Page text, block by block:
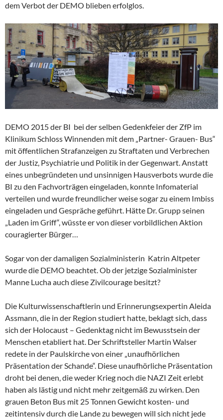
dem Verbot der DEMO blieben erfolglos.
DEMO 2015 der BI bei der selben Gedenkfeier der ZfP im
Klinikum Schloss Winnenden mit dem „Partner- Grauen- Bus“
mit öffentlichen Strafanzeigen zu Straftaten und Verbrechen
der Justiz, Psychiatrie und Politik in der Gegenwart. Anstatt
eines unbegründeten und unsinnigen Hausverbots wurde die
BI zu den Fachvorträgen eingeladen, konnte Infomaterial
verteilen und wurde freundlicher weise sogar zu einem Imbiss
eingeladen und Gespräche geführt. Hätte Dr. Grupp seinen
„Laden im Griff“, wüsste er von dieser vorbildlichen Aktion
couragierter Bürger…
Sogar von der damaligen Sozialministerin Katrin Altpeter
wurde die DEMO beachtet. Ob der jetzige Sozialminister
Manne Lucha auch diese Zivilcourage besitzt?
Die Kulturwissenschaftlerin und Erinnerungsexpertin Aleida
Assmann, die in der Region studiert hatte, beklagt sich, dass
sich der Holocaust – Gedenktag nicht im Bewusstsein der
Menschen etabliert hat. Der Schriftsteller Martin Walser
redete in der Paulskirche von einer „unaufhörlichen
Präsentation der Schande“. Diese unaufhörliche Präsentation
droht bei denen, die weder Krieg noch die NAZI Zeit erlebt
haben als lästig und nicht mehr zeitgemäß zu wirken. Den
grauen Beton Bus mit 25 Tonnen Gewicht kosten- und
zeitintensiv durch die Lande zu bewegen will sich nicht jede